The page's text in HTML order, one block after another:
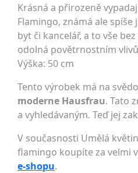
Krásná a přirozeně
Flamingo, známá ale spíše
byt či kancelář, a to vše
odolná povětrnostním
Výška: 50 cm
Tento výrobek má na
moderne Hausfrau. Tato
a vyhledávaným. Teď jej
V současnosti Umělá
flamingo koupíte za velmi
e-shopu.